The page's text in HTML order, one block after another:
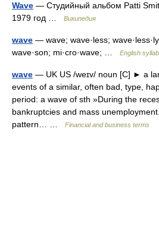
Wave — Студийный альбом Patti
1979 год …
Википедия
wave — wave; wave·less;
wave·son; mi·cro·wave; …
English
wave — UK US /weɪv/ noun [C] ► a
events of a similar, often bad, type,
period: a wave of sth »During the
bankruptcies and mass
pattern… …
Financial and business terms